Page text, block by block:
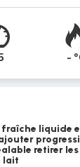
-
liquide
retirer les
lait